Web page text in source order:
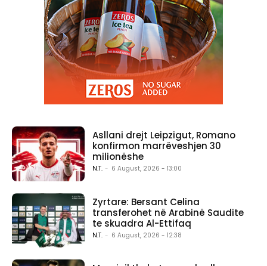
Asllani drejt Leipzigut, Romano
konfirmon marrëveshjen 30
milionëshe
N.T. - 6 August, 2026 - 13:00
Zyrtare: Bersant Celina
transferohet në Arabinë Saudite
te skuadra Al-Ettifaq
N.T. - 6 August, 2026 - 12:38